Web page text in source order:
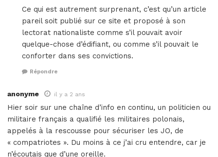
Ce qui est autrement surprenant, c’est qu’un article
pareil soit publié sur ce site et proposé à son
lectorat nationaliste comme s’il pouvait avoir
quelque-chose d’édifiant, ou comme s’il pouvait le
conforter dans ses convictions.
Répondre
anonyme il y a 2 ans
Hier soir sur une chaîne d’info en continu, un politicien ou
militaire français a qualifié les militaires polonais,
appelés à la rescousse pour sécuriser les JO, de
« compatriotes ». Du moins à ce j’ai cru entendre, car je
n’écoutais que d’une oreille.